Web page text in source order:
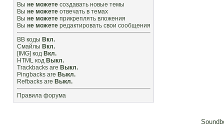
Вы не можете создавать новые темы
Вы не можете отвечать в темах
Вы не можете прикреплять вложения
Вы не можете редактировать свои сообщения
BB коды Вкл.
Смайлы Вкл.
[IMG] код Вкл.
HTML код Выкл.
Trackbacks are Выкл.
Pingbacks are Выкл.
Refbacks are Выкл.
Правила форума